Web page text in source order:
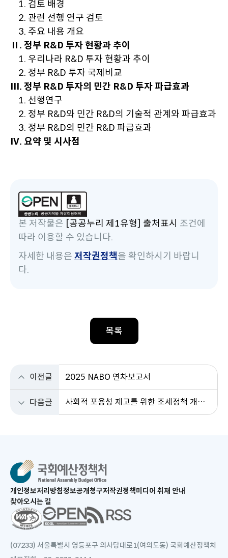
1. 검토 배경
2. 관련 선행 연구 검토
3. 주요 내용 개요
Ⅱ. 정부 R&D 투자 현황과 추이
1. 우리나라 R&D 투자 현황과 추이
2. 정부 R&D 투자 국제비교
Ⅲ. 정부 R&D 투자의 민간 R&D 투자 파급효과
1. 선행연구
2. 정부 R&D와 민간 R&D의 기술적 관계와 파급효과
3. 정부 R&D의 민간 R&D 파급효과
Ⅳ. 요약 및 시사점
본 저작물은 [공공누리 제1유형] 출처표시 조건에
따라 이용할 수 있습니다.
자세한 내용은 저작권정책을 확인하시기 바랍니
다.
목록
이전글 2025 NABO 연차보고서
다음글 사회적 포용성 제고를 위한 조세정책 개선과제
개인정보처리방침새
으
로
림
정보공개청구저작권정책미디어 취재 안내
찾아오시는 길
새
창
로
열
(07233) 서울특별시 영등포구 의사당대로1(여의도동) 국회예산정책처